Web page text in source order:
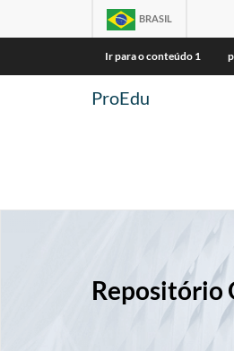
BRASIL
Ir para o conteúdo 1
ProEdu
Repositório